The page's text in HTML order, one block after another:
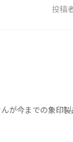
投稿
今までの象印